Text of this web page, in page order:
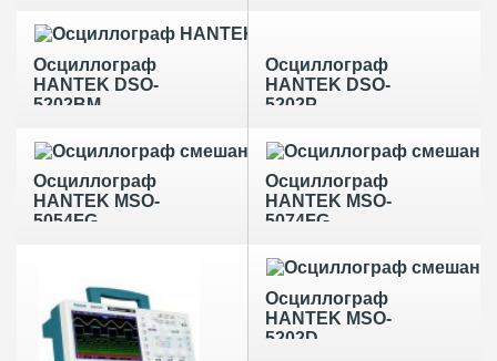
Осциллограф
HANTEK DSO-
5202BM
Осциллограф
HANTEK DSO-
5202P
Осциллограф
HANTEK MSO-
5054FG
Осциллограф
HANTEK MSO-
5074FG
Осциллограф
HANTEK MSO-
5202D